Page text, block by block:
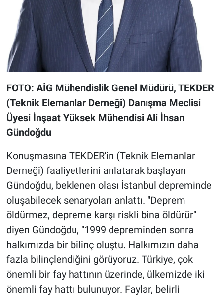
FOTO: AİG Mühendislik Genel Müdürü, TEKDER
(Teknik Elemanlar Derneği) Danışma Meclisi
Üyesi İnşaat Yüksek Mühendisi Ali İhsan
Gündoğdu
Konuşmasına TEKDER'in (Teknik Elemanlar
Derneği) faaliyetlerini anlatarak başlayan
Gündoğdu, beklenen olası İstanbul depreminde
oluşabilecek senaryoları anlattı. "Deprem
öldürmez, depreme karşı riskli bina öldürür"
diyen Gündoğdu, "1999 depreminden sonra
halkımızda bir bilinç oluştu. Halkımızın daha
fazla bilinçlendiğini görüyoruz. Türkiye, çok
önemli bir fay hattının üzerinde, ülkemizde iki
önemli fay hattı bulunuyor. Faylar, belirli